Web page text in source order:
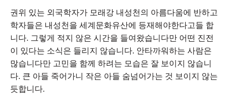
권위 있는 외국학자가 모래강 내성천의 아름다움에 반하고
학자들은 내성천을 세계문화유산에 등재해야한다고들 합
니다. 그렇게 적지 않은 시간을 들여왔습니다만 어떤 진전
이 있다는 소식은 들리지 않습니다. 안타까워하는 사람은
많습니다만 고민을 함께 하려는 모습은 잘 보이지 않습니
다. 큰 아들 죽어가니 작은 아들 숨넘어가는 것 보이지 않는
듯합니다.